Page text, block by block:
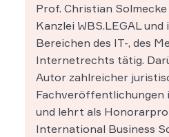
Prof. Christian
Kanzlei WBS.LEGAL
Bereichen des IT-, des
Internetrechts tätig.
Autor zahlreicher
Fachveröffentlichungen
und lehrt als
International Business